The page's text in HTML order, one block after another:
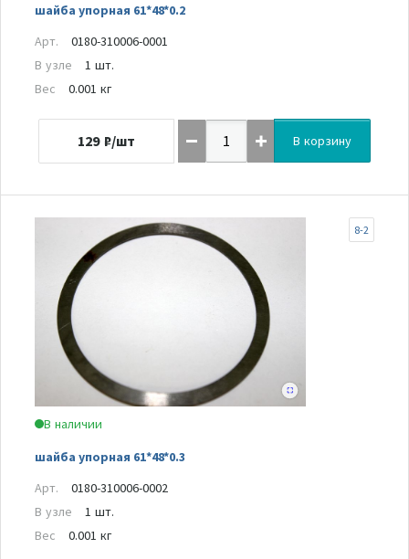
шайба упорная 61*48*0.2
Арт.
0180-310006-0001
В узле
1 шт.
Вес
0.001 кг
129 ₽/шт В корзину
В наличии
шайба упорная 61*48*0.3
8-2
Арт.
0180-310006-0002
В узле
1 шт.
Вес
0.001 кг